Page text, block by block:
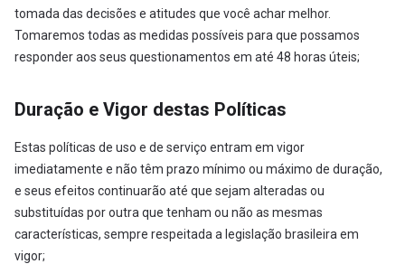
tomada das decisões e atitudes que você achar melhor.
Tomaremos todas as medidas possíveis para que possamos
responder aos seus questionamentos em até 48 horas úteis;
Duração e Vigor destas Políticas
Estas políticas de uso e de serviço entram em vigor
imediatamente e não têm prazo mínimo ou máximo de duração,
e seus efeitos continuarão até que sejam alteradas ou
substituídas por outra que tenham ou não as mesmas
características, sempre respeitada a legislação brasileira em
vigor;